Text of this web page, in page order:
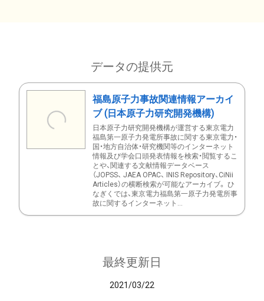
データの提供元
福島原子力事故関連情報アーカイ
ブ (日本原子力研究開発機構)
日本原子力研究開発機構が運営する東京電力
福島第一原子力発電所事故に関する東京電力・
国・地方自治体・研究機関等のインターネット
情報及び学会口頭発表情報を検索・閲覧するこ
とや、関連する文献情報データベース
（JOPSS、 JAEA OPAC、 INIS Repository、CiNii
Articles）の横断検索が可能なアーカイブ。 ひ
なぎくでは、東京電力福島第一原子力発電所事
故に関するインターネット...
最終更新日
2021/03/22